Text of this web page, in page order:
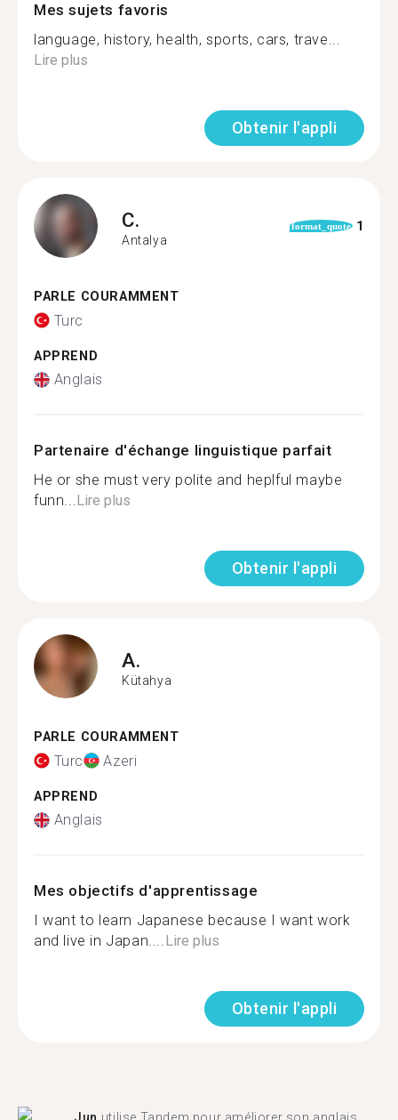
Mes sujets favoris
language, history, health, sports, cars, trave...
Lire plus
Obtenir l'appli
C.
Antalya
format_quote 1
PARLE COURAMMENT
Turc
APPREND
Anglais
Partenaire d'échange linguistique parfait
He or she must very polite and heplful maybe
funn...Lire plus
Obtenir l'appli
A.
Kütahya
PARLE COURAMMENT
Turc Azeri
APPREND
Anglais
Mes objectifs d'apprentissage
I want to learn Japanese because I want work
and live in Japan....Lire plus
Obtenir l'appli